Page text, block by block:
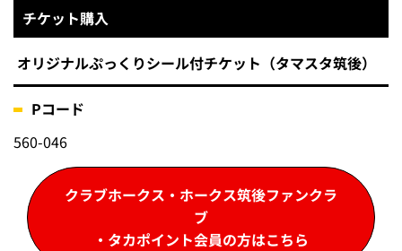
チケット購入
オリジナルぷっくりシール付チケット（タマスタ筑後）
Pコード
560-046
クラブホークス・ホークス筑後ファンクラ
ブ
・タカポイント会員の方はこちら